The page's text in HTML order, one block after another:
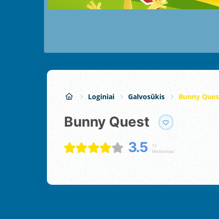
Loginiai Galvosūkis Bunny
Bunny Quest
3.5
11
Vertinimas: